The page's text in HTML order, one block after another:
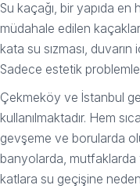
Su kaçağı, bir yapıda
müdahale edilen
kata su sızması,
Sadece estetik
Çekmeköy ve İstanbul
kullanılmaktadır. Hem
gevşeme ve borularda
banyolarda, mutfaklarda
katlara su geçişine